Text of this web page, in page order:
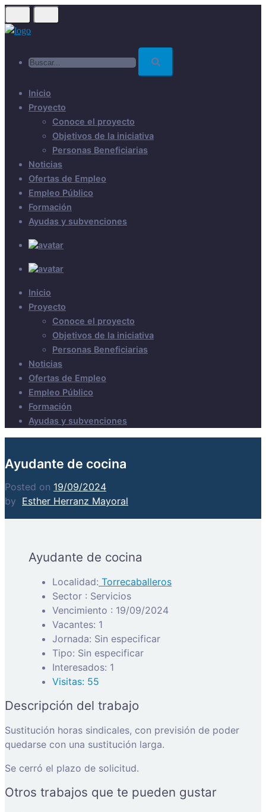
Skip
to
Inicio
Proyecto
Conoce el proyecto
Objetivos de la iniciativa
Personas Beneficiarias
Noticias
Ofertas de Empleo
Empleo Público
Formación
Ayudas y subvenciones
Inicio
Proyecto
Conoce el proyecto
Objetivos de la iniciativa
Personas Beneficiarias
Noticias
Ofertas de Empleo
Empleo Público
Formación
Ayudas y subvenciones
Ayudante de cocina
Posted on 19/09/2024
by Esther Herranz Mayoral
Ayudante de cocina
Localidad: Torrecaballeros
Sector : Servicios
Vencimiento : 19/09/2024
Vacantes: 1
Jornada: Sin especificar
Tipo: Sin especificar
Interesados: 1
Visitas: 55
Descripción del trabajo
Sustitución horas sindicales, con previsión de poder
quedarse con una sustitución larga.
Se cerró el plazo de solicitud.
Otros trabajos que te pueden gustar